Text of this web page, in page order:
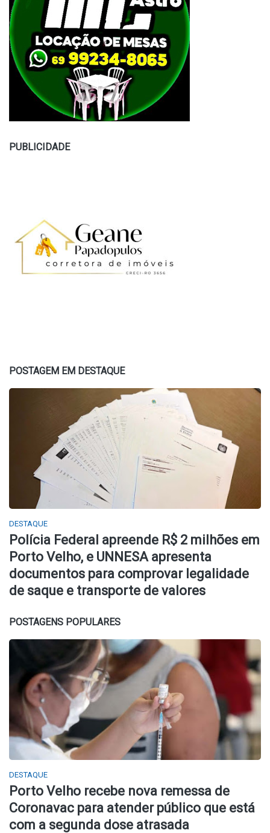
PUBLICIDADE
POSTAGEM EM DESTAQUE
DESTAQUE
Polícia Federal apreende R$ 2 milhões em
Porto Velho, e UNNESA apresenta
documentos para comprovar legalidade
de saque e transporte de valores
POSTAGENS POPULARES
DESTAQUE
Porto Velho recebe nova remessa de
Coronavac para atender público que está
com a segunda dose atrasada